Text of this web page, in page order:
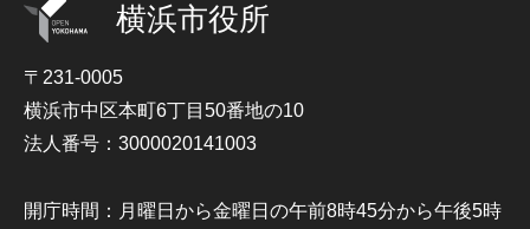
横浜市役所
〒231-0005
横浜市中区本町6丁目50番地の10
法人番号：3000020141003
開庁時間：月曜日から金曜日の午前8時45分から午後5時